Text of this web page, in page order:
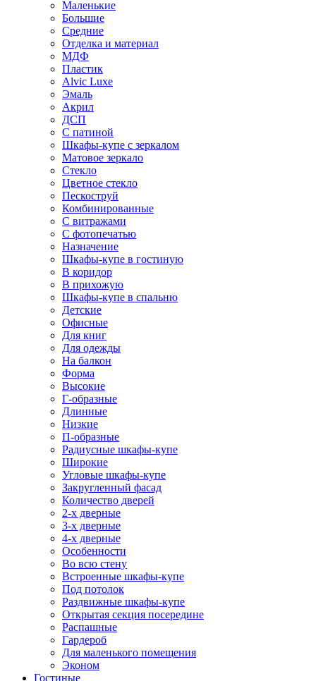
Маленькие
Большие
Средние
Отделка и материал
МДФ
Пластик
Alvic Luxe
Эмаль
Акрил
ДСП
С патиной
Шкафы-купе с зеркалом
Матовое зеркало
Стекло
Цветное стекло
Пескоструй
Комбинированные
С витражами
С фотопечатью
Назначение
Шкафы-купе в гостиную
В коридор
В прихожую
Шкафы-купе в спальню
Детские
Офисные
Для книг
Для одежды
На балкон
Форма
Высокие
Г-образные
Длинные
Низкие
П-образные
Радиусные шкафы-купе
Широкие
Угловые шкафы-купе
Закругленный фасад
Количество дверей
2-х дверные
3-х дверные
4-х дверные
Особенности
Во всю стену
Встроенные шкафы-купе
Под потолок
Раздвижные шкафы-купе
Открытая секция посередине
Распашные
Гардероб
Для маленького помещения
Эконом
Гостиные